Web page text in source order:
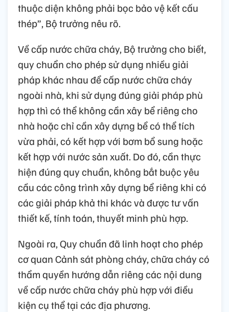
thuộc diện không phải bọc bảo vệ kết cấu
thép”, Bộ trưởng nêu rõ.
Về cấp nước chữa cháy, Bộ trưởng cho biết,
quy chuẩn cho phép sử dụng nhiều giải
pháp khác nhau để cấp nước chữa cháy
ngoài nhà, khi sử dụng đúng giải pháp phù
hợp thì có thể không cần xây bể riêng cho
nhà hoặc chỉ cần xây dựng bể có thể tích
vừa phải, có kết hợp với bơm bổ sung hoặc
kết hợp với nước sản xuất. Do đó, cần thực
hiện đúng quy chuẩn, không bắt buộc yêu
cầu các công trình xây dựng bể riêng khi có
các giải pháp khả thi khác và được tư vấn
thiết kế, tính toán, thuyết minh phù hợp.
Ngoài ra, Quy chuẩn đã linh hoạt cho phép
cơ quan Cảnh sát phòng cháy, chữa cháy có
thẩm quyền hướng dẫn riêng các nội dung
về cấp nước chữa cháy phù hợp với điều
kiện cụ thể tại các địa phương.